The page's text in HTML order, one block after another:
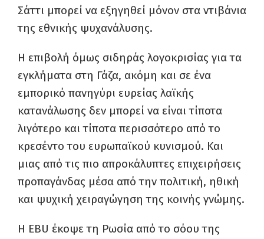
Σάττι μπορεί να εξηγηθεί μόνον στα ντιβάνια
της εθνικής ψυχανάλυσης.
Η επιβολή όμως σιδηράς λογοκρισίας για τα
εγκλήματα στη Γάζα, ακόμη και σε ένα
εμπορικό πανηγύρι ευρείας λαϊκής
κατανάλωσης δεν μπορεί να είναι τίποτα
λιγότερο και τίποτα περισσότερο από το
κρεσέντο του ευρωπαϊκού κυνισμού. Και
μιας από τις πιο απροκάλυπτες επιχειρήσεις
προπαγάνδας μέσα από την πολιτική, ηθική
και ψυχική χειραγώγηση της κοινής γνώμης.
H EΒU έκοψε τη Ρωσία από το σόου της